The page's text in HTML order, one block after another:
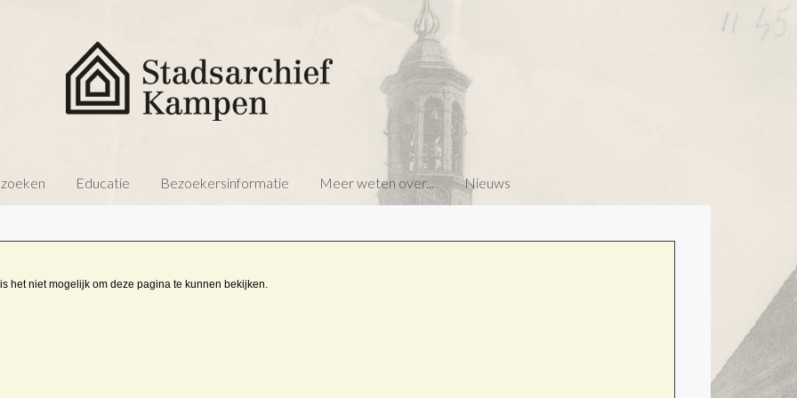
Educatie Bezoekersinformatie Meer weten over... Nieuws
het niet mogelijk om deze pagina te kunnen bekijken.